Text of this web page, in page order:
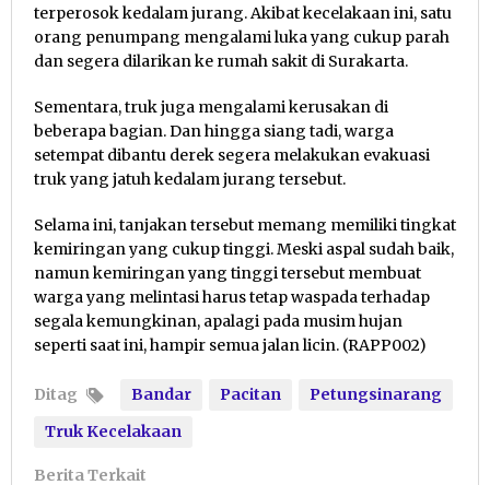
terperosok kedalam jurang. Akibat kecelakaan ini, satu
orang penumpang mengalami luka yang cukup parah
dan segera dilarikan ke rumah sakit di Surakarta.
Sementara, truk juga mengalami kerusakan di
beberapa bagian. Dan hingga siang tadi, warga
setempat dibantu derek segera melakukan evakuasi
truk yang jatuh kedalam jurang tersebut.
Selama ini, tanjakan tersebut memang memiliki tingkat
kemiringan yang cukup tinggi. Meski aspal sudah baik,
namun kemiringan yang tinggi tersebut membuat
warga yang melintasi harus tetap waspada terhadap
segala kemungkinan, apalagi pada musim hujan
seperti saat ini, hampir semua jalan licin. (RAPP002)
Ditag Bandar Pacitan
Petungsinarang
Truk Kecelakaan
Berita Terkait